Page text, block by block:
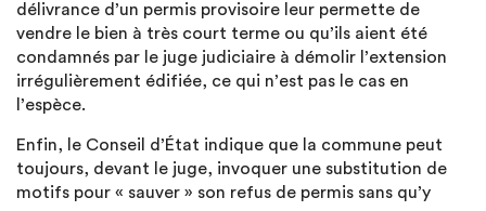
délivrance d’un permis provisoire leur permette de
vendre le bien à très court terme ou qu’ils aient été
condamnés par le juge judiciaire à démolir l’extension
irrégulièrement édifiée, ce qui n’est pas le cas en
l’espèce.
Enfin, le Conseil d’État indique que la commune peut
toujours, devant le juge, invoquer une substitution de
motifs pour « sauver » son refus de permis sans qu’y